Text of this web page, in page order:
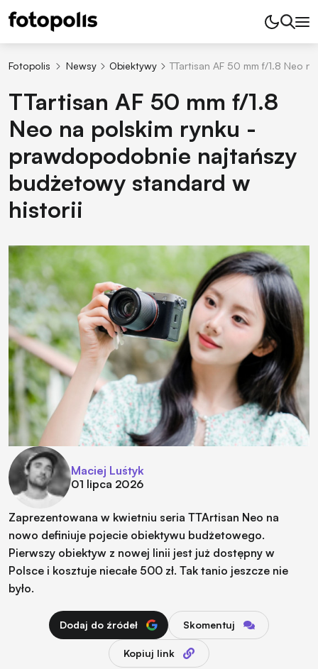
Fotopolis Newsy Obiektywy TTartisan AF 50 mm f/1.8 Neo
TTartisan AF 50 mm f/1.8
Neo na polskim rynku -
prawdopodobnie najtańszy
budżetowy standard w
historii
Maciej Luśtyk
01 lipca 2026
Zaprezentowana w kwietniu seria TTArtisan Neo na
nowo definiuje pojecie obiektywu budżetowego.
Pierwszy obiektyw z nowej linii jest już dostępny w
Polsce i kosztuje niecałe 500 zł. Tak tanio jeszcze nie
było.
Dodaj do źródeł Skomentuj
Kopiuj link